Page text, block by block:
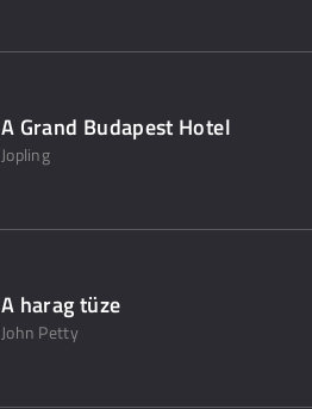
A Grand Budapest Hotel
Jopling
A harag tüze
John Petty